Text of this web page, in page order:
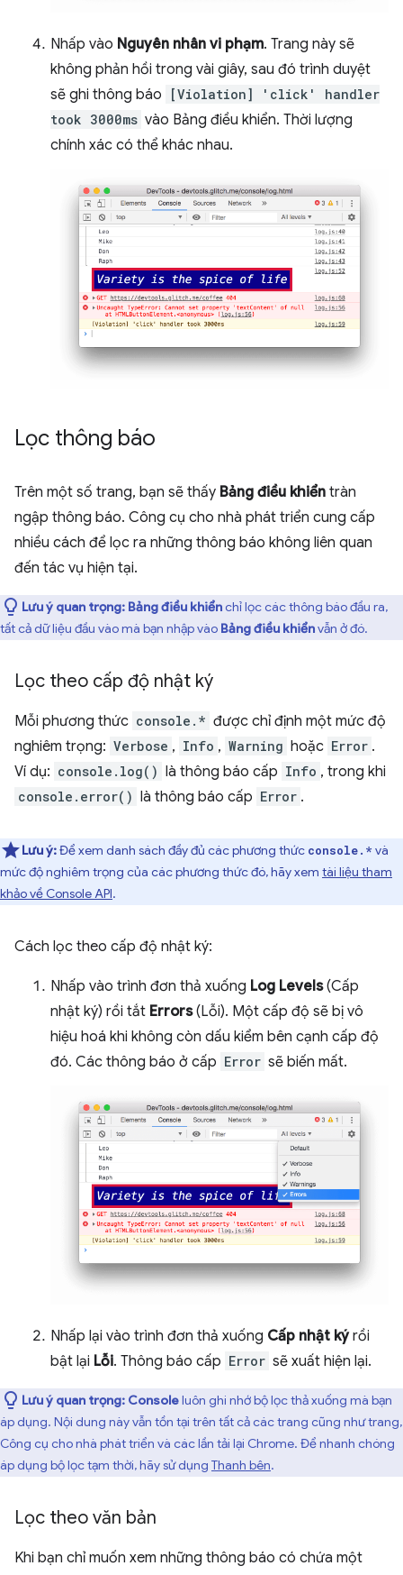
Nhấp vào Nguyên nhân vi phạm. Trang này sẽ
không phản hồi trong vài giây, sau đó trình duyệt
sẽ ghi thông báo
[Violation] 'click' handler
took 3000ms vào Bảng điều khiển. Thời lượng
chính xác có thể khác nhau.
Lọc thông báo
Trên một số trang, bạn sẽ thấy Bảng điều khiển tràn
ngập thông báo. Công cụ cho nhà phát triển cung cấp
nhiều cách để lọc ra những thông báo không liên quan
đến tác vụ hiện tại.
Lưu ý quan trọng: Bảng điều khiểnchỉ lọc các thông báo đầu ra,
tất cả dữ liệu đầu vào mà bạn nhập vào Bảng điều khiểnvẫn ở đó.
Lọc theo cấp độ nhật ký
Mỗi phương thức console.* được chỉ định một mức độ
nghiêm trọng: Verbose , Info , Warning hoặc Error .
Ví dụ: console.log() là thông báo cấp Info , trong khi
console.error() là thông báo cấp Error .
Lưu ý:Để xem danh sách đầy đủ các phương thức console.* và
mức độ nghiêm trọng của các phương thức đó, hãy xem tài liệu tham
khảo về Console API.
Cách lọc theo cấp độ nhật ký:
Nhấp vào trình đơn thả xuống Log Levels(Cấp
nhật ký) rồi tắt Errors(Lỗi). Một cấp độ sẽ bị vô
hiệu hoá khi không còn dấu kiểm bên cạnh cấp độ
đó. Các thông báo ở cấp Error sẽ biến mất.
Nhấp lại vào trình đơn thả xuống Cấp nhật kýrồi
bật lại Lỗi. Thông báo cấp Error sẽ xuất hiện lại.
Lưu ý quan trọng: Consoleluôn ghi nhớ bộ lọc thả xuống mà bạn
áp dụng. Nội dung này vẫn tồn tại trên tất cả các trang cũng như trang,
Công cụ cho nhà phát triển và các lần tải lại Chrome. Để nhanh chóng
áp dụng bộ lọc tạm thời, hãy sử dụng Thanh bên.
Lọc theo văn bản
Khi bạn chỉ muốn xem những thông báo có chứa một